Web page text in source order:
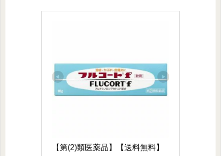
【第(2)類医薬品】【送料無料】